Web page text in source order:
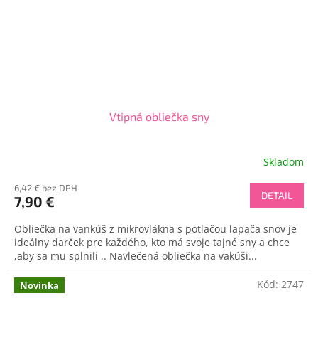
Vtipná obliečka sny
Skladom
6,42 € bez DPH
7,90 € DETAIL
Obliečka na vankúš z mikrovlákna s potlačou lapača snov je
ideálny darček pre každého, kto má svoje tajné sny a chce
,aby sa mu splnili .. Navlečená obliečka na vakúši...
Novinka Kód: 2747